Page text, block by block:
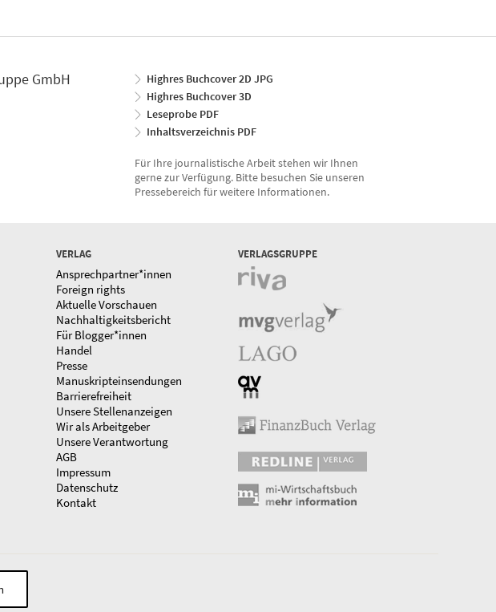
GmbH
Highres Buchcover 2D JPG
Highres Buchcover 3D
Leseprobe PDF
Inhaltsverzeichnis PDF
Für Ihre journalistische Arbeit stehen wir Ihnen
gerne zur Verfügung. Bitte besuchen Sie unseren
Pressebereich für weitere Informationen.
VERLAG
Ansprechpartner*innen
Foreign rights
Aktuelle Vorschauen
Nachhaltigkeitsbericht
Für Blogger*innen
Handel
Presse
Manuskripteinsendungen
Barrierefreiheit
Unsere Stellenanzeigen
Wir als Arbeitgeber
Unsere Verantwortung
AGB
Impressum
Datenschutz
Kontakt
VERLAGSGRUPPE